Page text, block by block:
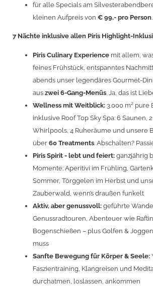
für alle Specials am
kleinen Aufpreis von € 99,- pro Person.
7 Nächte inklusive allen Piris Highlight-
Piris Culinary Experience mit allem,
feines Frühstück, entspanntes
abends unser legendäres Gourmet-
aus zwei 6-Gang-Menüs. Ja, das ist
Wellness mit Weitblick: 3.000 m² pure
inklusive Roof Top Sky Spa: 6 Saunen,
Whirlpools, 4 Ruheräume und unsere
über 60 Treatments. Abschalten?
Piris Spirit - lebt und feiert: ganzjährig
Momente: Aperitivi im Frühling,
Sommer, Törggelen im Herbst und
Zauberwald, wenn’s draußen funkelt
Aktiv, aber genussvoll: geführte
Genussradtouren, Abenteuer wie
Bogenschießen – plus Golfen &
muss
Sanfte Bewegung für Körper & Seele:
Faszientraining, Klangreisen und
durchatmen, loslassen, ankommen